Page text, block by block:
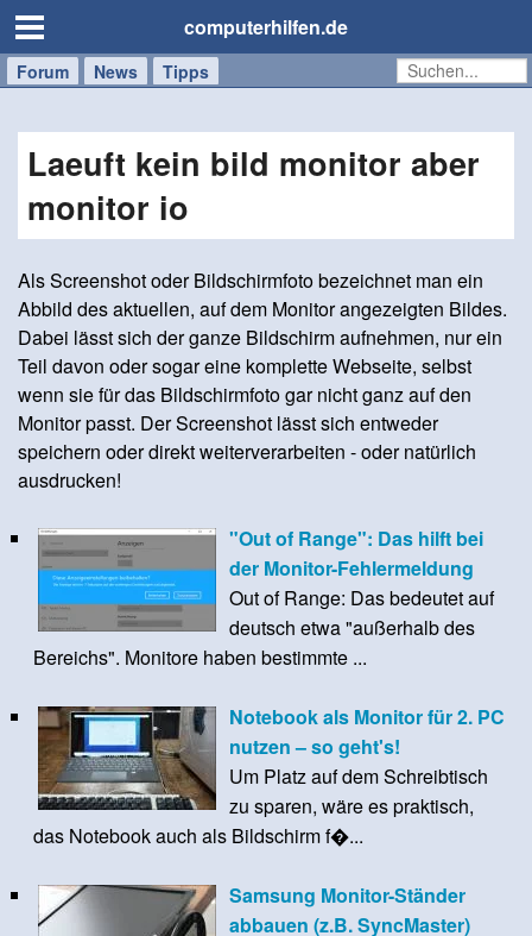
computerhilfen.de
Forum News Tipps
Handy
Windows
Mac
Laeuft kein bild monitor aber
monitor io
Als Screenshot oder Bildschirmfoto bezeichnet man ein
Abbild des aktuellen, auf dem Monitor angezeigten Bildes.
Dabei lässt sich der ganze Bildschirm aufnehmen, nur ein
Teil davon oder sogar eine komplette Webseite, selbst
wenn sie für das Bildschirmfoto gar nicht ganz auf den
Monitor passt. Der Screenshot lässt sich entweder
speichern oder direkt weiterverarbeiten - oder natürlich
ausdrucken!
"Out of Range": Das hilft bei
der Monitor-Fehlermeldung
Out of Range: Das bedeutet auf
deutsch etwa "außerhalb des
Bereichs". Monitore haben bestimmte ...
Notebook als Monitor für 2. PC
nutzen – so geht's!
Um Platz auf dem Schreibtisch
zu sparen, wäre es praktisch,
das Notebook auch als Bildschirm f�...
Samsung Monitor-Ständer
abbauen (z.B. SyncMaster)